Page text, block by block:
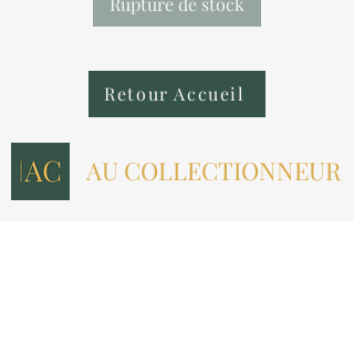
Retour Accueil
AU COLLECTIONNEUR